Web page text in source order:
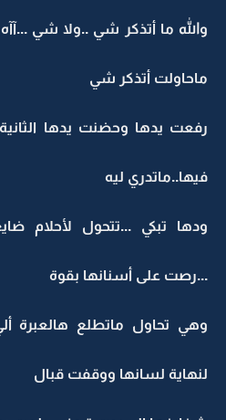
والله ما أتذكر شي ..ولا شي
ماحاولت أتذكر شي
رفعت يدها وحضنت يدها
فيها..ماتدري ليه
ودها تبكي ...تتحول لأحلام
...رصت على أسنانها بقوة
وهي تحاول ماتطلع هالعبرة
لنهاية لسانها ووقفت قبال